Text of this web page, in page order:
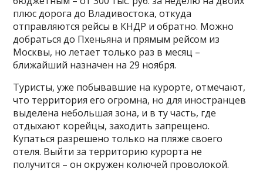
плюс дорога до Владивостока, откуда
отправляются рейсы в КНДР и обратно. Можно
добраться до Пхеньяна и прямым рейсом из
Москвы, но летает только раз в месяц –
ближайший назначен на 29 ноября.
Туристы, уже побывавшие на курорте, отмечают,
что территория его огромна, но для иностранцев
выделена небольшая зона, и в ту часть, где
отдыхают корейцы, заходить запрещено.
Купаться разрешено только на пляже своего
отеля. Выйти за территорию курорта не
получится – он окружен колючей проволокой.